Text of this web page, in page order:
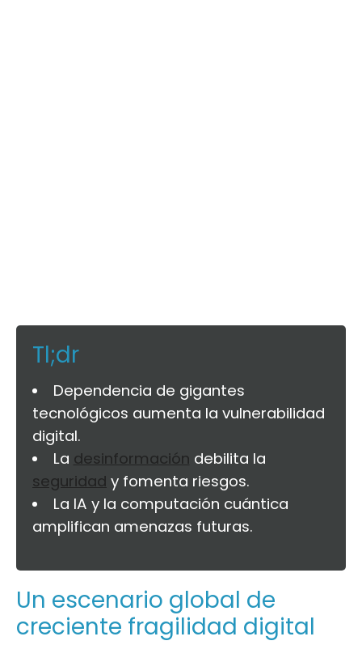
Tl;dr
Dependencia de gigantes
tecnológicos aumenta la vulnerabilidad
digital.
La desinformación debilita la
seguridad y fomenta riesgos.
La IA y la computación cuántica
amplifican amenazas futuras.
Un escenario global de
creciente fragilidad digital